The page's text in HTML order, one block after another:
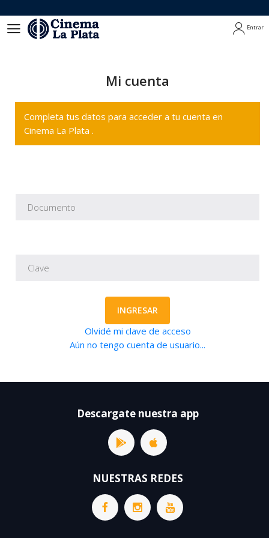
Entrar
Mi cuenta
Completa tus datos para acceder a tu cuenta en
Cinema La Plata .
INGRESAR
Olvidé mi clave de acceso
Aún no tengo cuenta de usuario...
Descargate nuestra app
NUESTRAS REDES